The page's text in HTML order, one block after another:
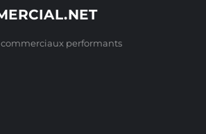
commerciaux performants